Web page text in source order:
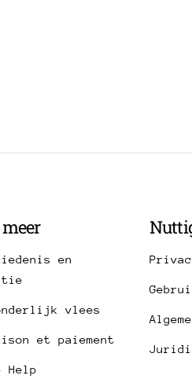
meer
en
vlees
et paiement
Help